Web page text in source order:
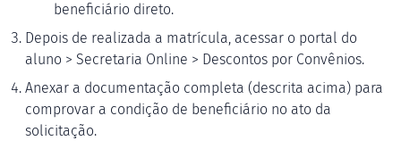
beneficiário direto.
Depois de realizada a matrícula, acessar o portal do
aluno > Secretaria Online > Descontos por Convênios.
Anexar a documentação completa (descrita acima) para
comprovar a condição de beneficiário no ato da
solicitação.